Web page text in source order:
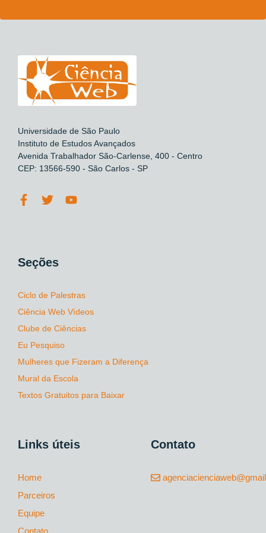
Universidade de São Paulo
Instituto de Estudos Avançados
Avenida Trabalhador São-Carlense, 400 - Centro
CEP: 13566-590 - São Carlos - SP
Seções
Ciclo de Palestras
Ciência Web Vídeos
Clube de Ciências
Eu Pesquiso
Mulheres que Fizeram a Diferença
Mural da Escola
Textos Gratuitos para Baixar
Links úteis
Home
Parceiros
Equipe
Contato
Contato